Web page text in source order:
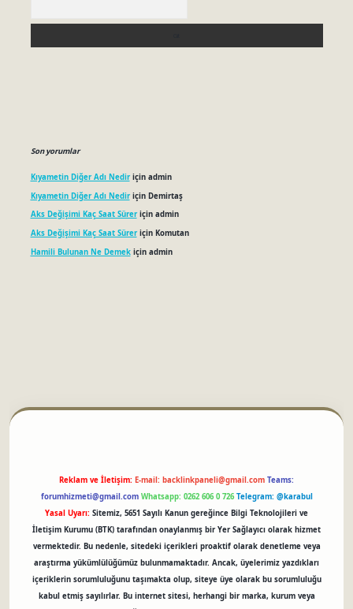
Son yorumlar
Kıyametin Diğer Adı Nediriçin admin
Kıyametin Diğer Adı Nediriçin Demirtaş
Aks Değişimi Kaç Saat Süreriçin admin
Aks Değişimi Kaç Saat Süreriçin Komutan
Hamili Bulunan Ne Demekiçin admin
Reklam ve İletişim: E-mail: backlinkpaneli@gmail.com Teams:
forumhizmeti@gmail.com Whatsapp: 0262 606 0 726 Telegram: @karabul
Yasal Uyarı: Sitemiz, 5651 Sayılı Kanun gereğince Bilgi Teknolojileri ve
İletişim Kurumu (BTK) tarafından onaylanmış bir Yer Sağlayıcı olarak hizmet
vermektedir. Bu nedenle, sitedeki içerikleri proaktif olarak denetleme veya
araştırma yükümlülüğümüz bulunmamaktadır. Ancak, üyelerimiz yazdıkları
içeriklerin sorumluluğunu taşımakta olup, siteye üye olarak bu sorumluluğu
kabul etmiş sayılırlar. Bu internet sitesi, herhangi bir marka, kurum veya